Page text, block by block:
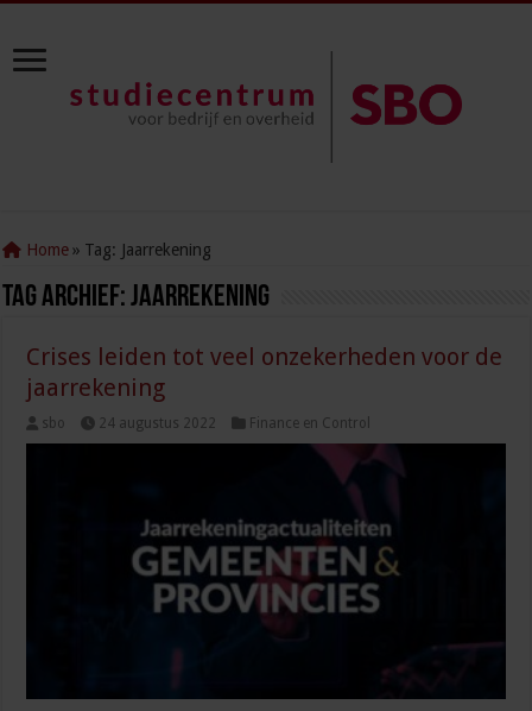
Home » Tag: Jaarrekening
Tag Archief:Jaarrekening
Crises leiden tot veel onzekerheden voor de
jaarrekening
sbo 24 augustus 2022 Finance en Control